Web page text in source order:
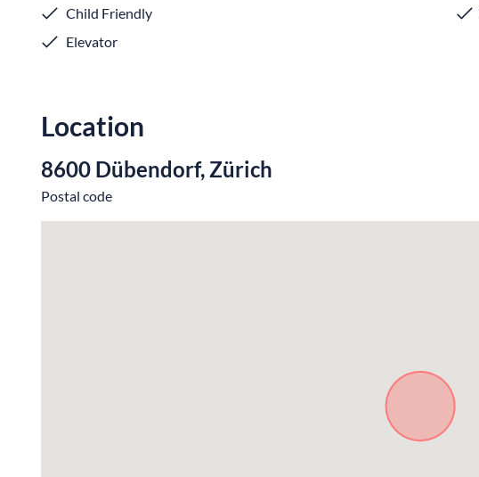
Child Friendly
Elevator
Location
8600 Dübendorf, Zürich
Postal code